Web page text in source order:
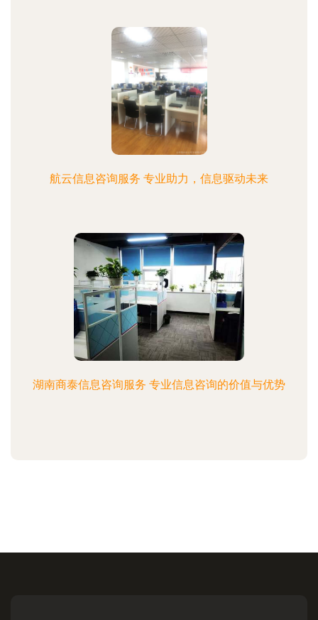
航云信息咨询服务 专业助力，信息驱动未来
湖南商泰信息咨询服务 专业信息咨询的价值与优势